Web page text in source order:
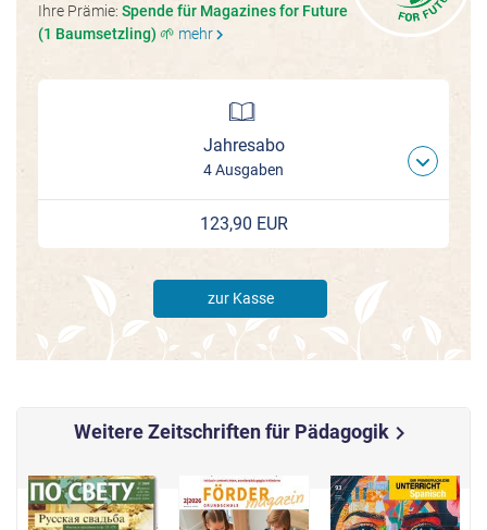
Ihre Prämie: Spende für Magazines for Future
(1 Baumsetzling) 🌱 mehrchevron_right
Jahresabo
4 Ausgaben
123,90 EUR
zur Kasse
Weitere Zeitschriften für Pädagogikchevron_right